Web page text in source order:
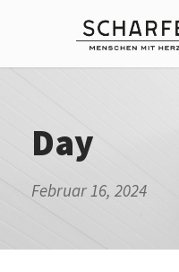
Day
Februar 16, 2024